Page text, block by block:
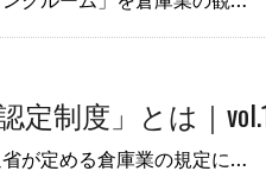
制度」とは｜
が定める倉庫業の規定に…